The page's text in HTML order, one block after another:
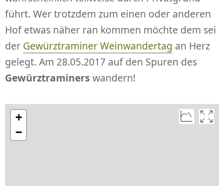
führt. Wer trotzdem zum einen oder anderen
Hof etwas näher ran kommen möchte dem sei
der Gewürztraminer Weinwandertag an Herz
gelegt. Am 28.05.2017 auf den Spuren des
Gewürztraminers wandern!
+
−